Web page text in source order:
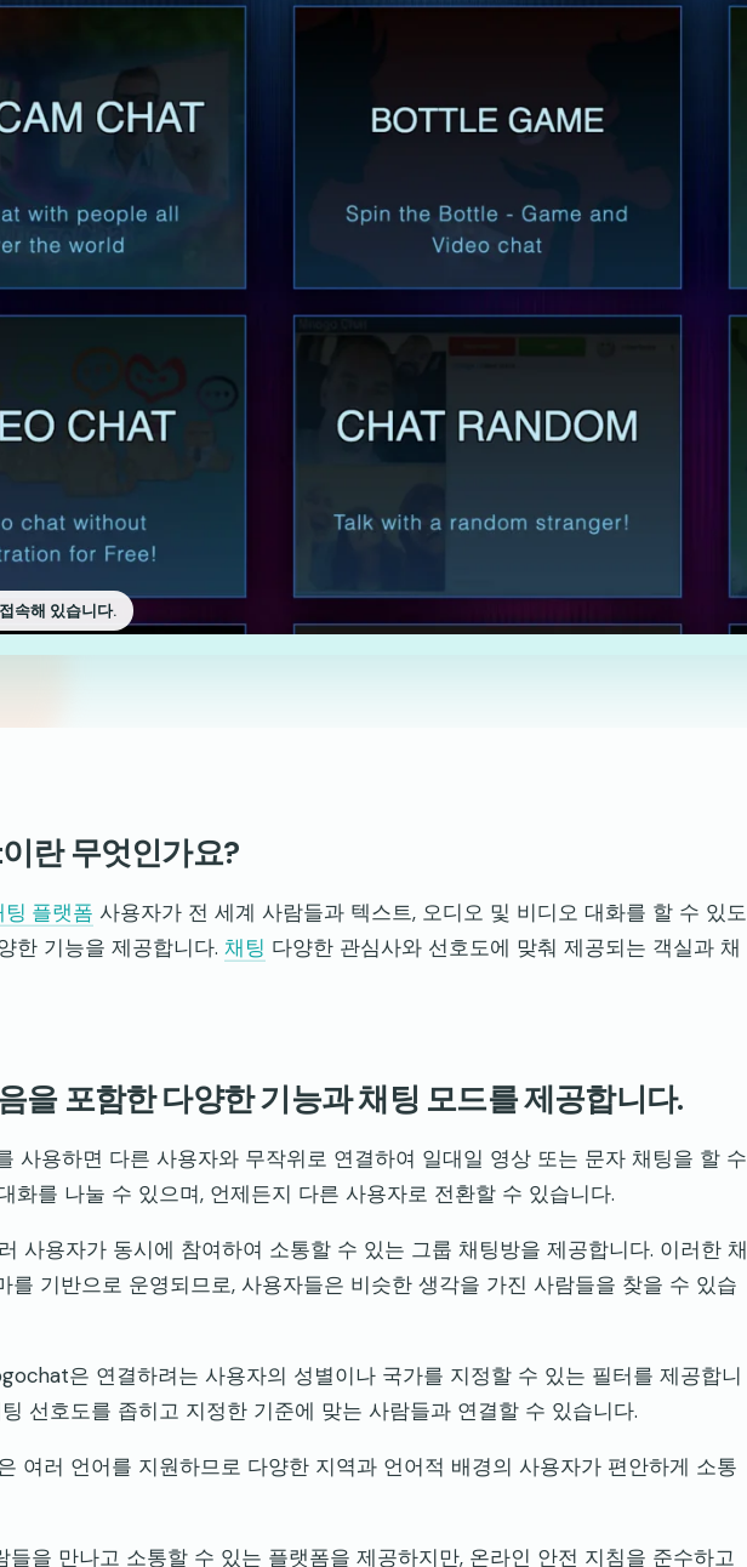
속해 있습니다.
란 무엇인가요?
플랫폼 사용자가 전 세계 사람들과 텍스트, 오디오 및 비디오 대화를 할 수 있도
한 기능을 제공합니다. 채팅 다양한 관심사와 선호도에 맞춰 제공되는 객실과 채
을 포함한 다양한 기능과 채팅 모드를 제공합니다.
사용하면 다른 사용자와 무작위로 연결하여 일대일 영상 또는 문자 채팅을 할 수
화를 나눌 수 있으며, 언제든지 다른 사용자로 전환할 수 있습니다.
사용자가 동시에 참여하여 소통할 수 있는 그룹 채팅방을 제공합니다. 이러한 채
를 기반으로 운영되므로, 사용자들은 비슷한 생각을 가진 사람들을 찾을 수 있습
은 연결하려는 사용자의 성별이나 국가를 지정할 수 있는 필터를 제공합니
선호도를 좁히고 지정한 기준에 맞는 사람들과 연결할 수 있습니다.
여러 언어를 지원하므로 다양한 지역과 언어적 배경의 사용자가 편안하게 소통
을 만나고 소통할 수 있는 플랫폼을 제공하지만, 온라인 안전 지침을 준수하고